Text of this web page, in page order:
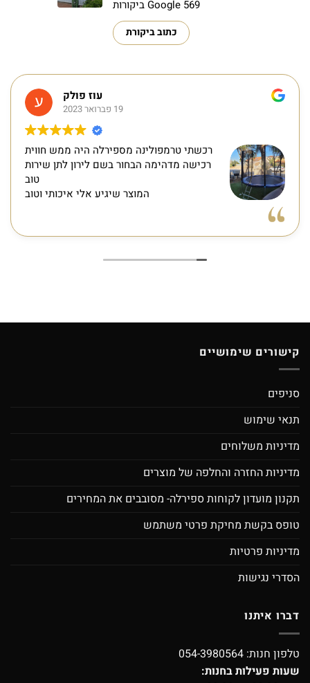
569 Google ביקורות
כתוב ביקורת
עוז פולק
19 פברואר 2023
רכשתי טרמפולינה מספירלה היה ממש חווית
רכישה מדהימה הבחור בשם לירון לתן שירות
טוב
המוצר שיגיע אלי איכותי וטוב
קישורים שימושיים
סניפים
תנאי שימוש
מדיניות משלוחים
מדיניות החזרה והחלפה של מוצרים
תקנון מועדון לקוחות ספירלה- מסובבים את המחירים
טופס בקשת מחיקת פרטי משתמש
מדיניות פרטיות
הסדרי נגישות
דברו איתנו
טלפון חנות: 054-3980564
שעות פעילות בחנות: